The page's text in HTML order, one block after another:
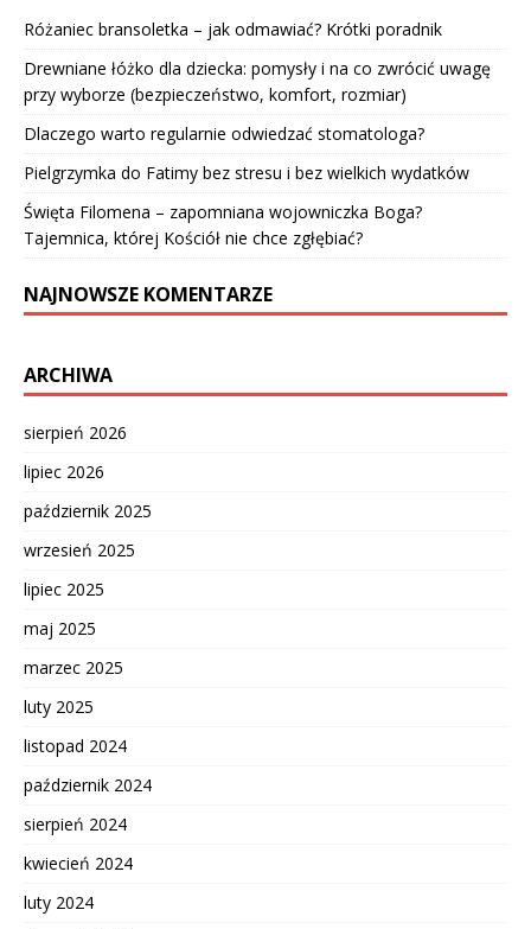
Różaniec bransoletka – jak odmawiać? Krótki poradnik
Drewniane łóżko dla dziecka: pomysły i na co zwrócić uwagę
przy wyborze (bezpieczeństwo, komfort, rozmiar)
Dlaczego warto regularnie odwiedzać stomatologa?
Pielgrzymka do Fatimy bez stresu i bez wielkich wydatków
Święta Filomena – zapomniana wojowniczka Boga?
Tajemnica, której Kościół nie chce zgłębiać?
NAJNOWSZE KOMENTARZE
ARCHIWA
sierpień 2026
lipiec 2026
październik 2025
wrzesień 2025
lipiec 2025
maj 2025
marzec 2025
luty 2025
listopad 2024
październik 2024
sierpień 2024
kwiecień 2024
luty 2024